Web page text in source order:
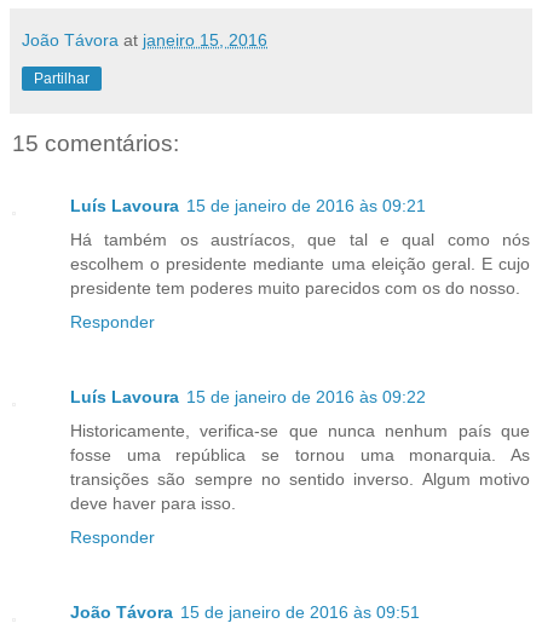
João Távora at janeiro 15, 2016
Partilhar
15 comentários:
Luís Lavoura 15 de janeiro de 2016 às 09:21
Há também os austríacos, que tal e qual como nós
escolhem o presidente mediante uma eleição geral. E cujo
presidente tem poderes muito parecidos com os do nosso.
Responder
Luís Lavoura 15 de janeiro de 2016 às 09:22
Historicamente, verifica-se que nunca nenhum país que
fosse uma república se tornou uma monarquia. As
transições são sempre no sentido inverso. Algum motivo
deve haver para isso.
Responder
João Távora 15 de janeiro de 2016 às 09:51